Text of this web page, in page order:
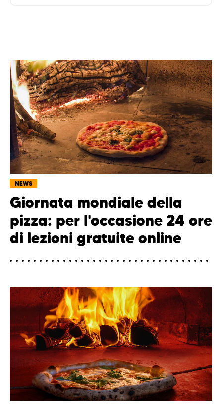
NEWS
Giornata mondiale della
pizza: per l'occasione 24 ore
di lezioni gratuite online